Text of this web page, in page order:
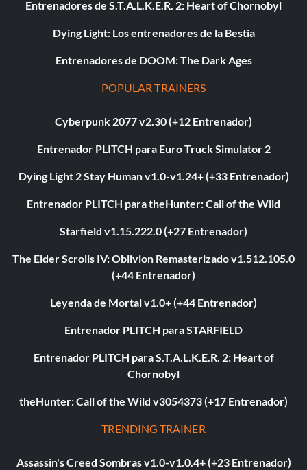
Entrenadores de S.T.A.L.K.E.R. 2: Heart of Chornobyl
Dying Light: Los entrenadores de la Bestia
Entrenadores de DOOM: The Dark Ages
POPULAR TRAINERS
Cyberpunk 2077 v2.30 (+12 Entrenador)
Entrenador PLITCH para Euro Truck Simulator 2
Dying Light 2 Stay Human v1.0-v1.24+ (+33 Entrenador)
Entrenador PLITCH para theHunter: Call of the Wild
Starfield v1.15.222.0 (+27 Entrenador)
The Elder Scrolls IV: Oblivion Remasterizado v1.512.105.0
(+44 Entrenador)
Leyenda de Mortal v1.0+ (+44 Entrenador)
Entrenador PLITCH para STARFIELD
Entrenador PLITCH para S.T.A.L.K.E.R. 2: Heart of
Chornobyl
theHunter: Call of the Wild v3054373 (+17 Entrenador)
TRENDING TRAINER
Assassin's Creed Sombras v1.0-v1.0.4+ (+23 Entrenador)